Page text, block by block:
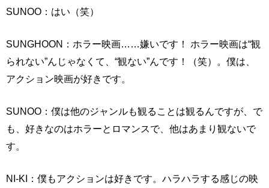
SUNOO：はい（笑）
SUNGHOON：ホラー映画……嫌いです！ ホラー映画は“観
られない”んじゃなくて、“観ない”んです！（笑）。僕は、
アクション映画が好きです。
SUNOO：僕は他のジャンルも観ることは観るんですが、で
も、好きなのはホラーとロマンスで、他はあまり観ないで
す。
NI-KI：僕もアクションは好きです。ハラハラする感じの映